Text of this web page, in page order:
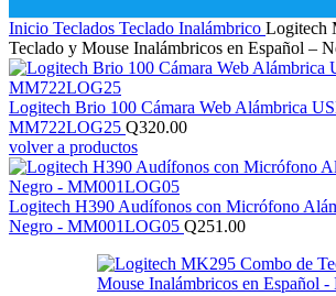
Inicio Teclados Teclado Inalámbrico Logitech
Teclado y Mouse Inalámbricos en Español –
Logitech Brio 100 Cámara Web Alámbrica
MM722LOG25 Q320.00
volver a productos
Logitech H390 Audífonos con Micrófono
Negro - MM001LOG05 Q251.00